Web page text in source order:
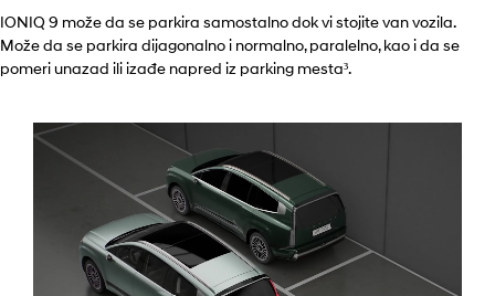
IONIQ 9 može da se parkira samostalno dok vi stojite van vozila.
Može da se parkira dijagonalno i normalno, paralelno, kao i da se
pomeri unazad ili izađe napred iz parking mesta³.